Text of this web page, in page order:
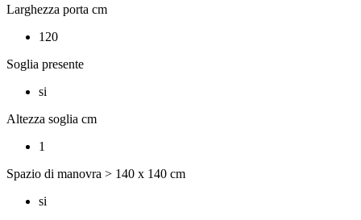
Larghezza porta cm
120
Soglia presente
si
Altezza soglia cm
1
Spazio di manovra > 140 x 140 cm
si